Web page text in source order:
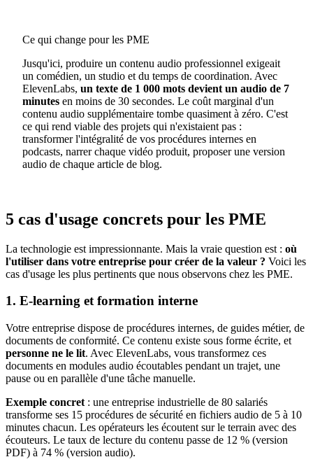
Ce qui change pour les PME
Jusqu'ici, produire un contenu audio professionnel exigeait
un comédien, un studio et du temps de coordination. Avec
ElevenLabs, un texte de 1 000 mots devient un audio de 7
minutes en moins de 30 secondes. Le coût marginal d'un
contenu audio supplémentaire tombe quasiment à zéro. C'est
ce qui rend viable des projets qui n'existaient pas :
transformer l'intégralité de vos procédures internes en
podcasts, narrer chaque vidéo produit, proposer une version
audio de chaque article de blog.
5 cas d'usage concrets pour les PME
La technologie est impressionnante. Mais la vraie question est : où
l'utiliser dans votre entreprise pour créer de la valeur ? Voici les
cas d'usage les plus pertinents que nous observons chez les PME.
1. E-learning et formation interne
Votre entreprise dispose de procédures internes, de guides métier, de
documents de conformité. Ce contenu existe sous forme écrite, et
personne ne le lit. Avec ElevenLabs, vous transformez ces
documents en modules audio écoutables pendant un trajet, une
pause ou en parallèle d'une tâche manuelle.
Exemple concret : une entreprise industrielle de 80 salariés
transforme ses 15 procédures de sécurité en fichiers audio de 5 à 10
minutes chacun. Les opérateurs les écoutent sur le terrain avec des
écouteurs. Le taux de lecture du contenu passe de 12 % (version
PDF) à 74 % (version audio).